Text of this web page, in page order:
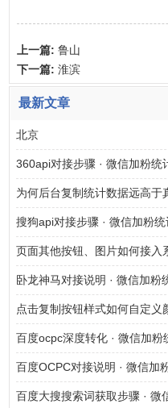
上一篇: 鲁山
下一篇: 淮滨
最新文章
北京
360api对接步骤 · 微信加粉统
为何后台复制统计数据远高于
搜狗api对接步骤 · 微信加粉
页面其他按钮、图片如何接入
卧龙神马对接说明 · 微信加粉
点击复制按钮样式如何自定义
百度ocpc深度转化 · 微信加粉
百度OCPC对接说明 · 微信加
百度大搜搜索词获取步骤 · 微